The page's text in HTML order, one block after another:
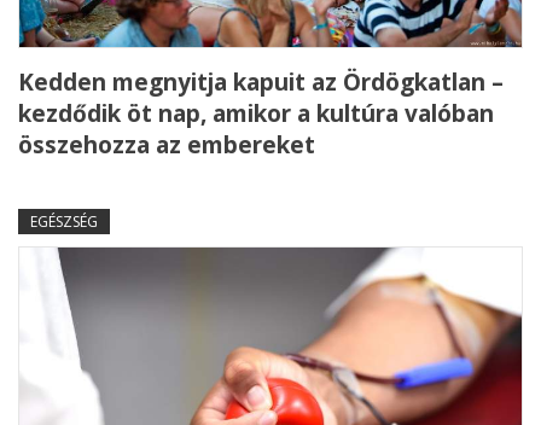
Kedden megnyitja kapuit az Ördögkatlan –
kezdődik öt nap, amikor a kultúra valóban
összehozza az embereket
EGÉSZSÉG